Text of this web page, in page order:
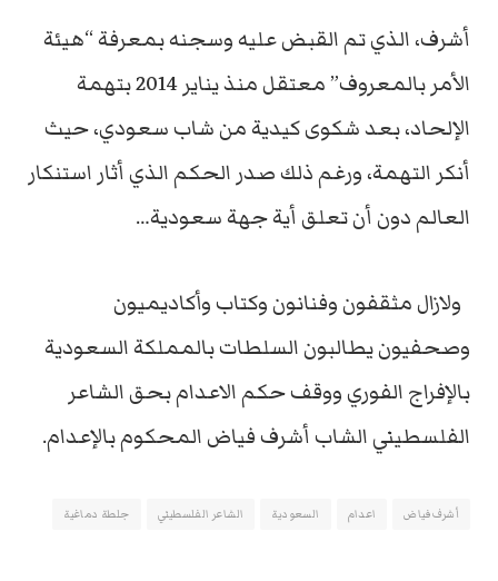
أشرف، الذي تم القبض عليه وسجنه بمعرفة “هيئة
الأمر بالمعروف” معتقل منذ يناير 2014 بتهمة
الإلحاد، بعد شكوى كيدية من شاب سعودي، حيث
أنكر التهمة، ورغم ذلك صدر الحكم الذي أثار استنكار
العالم دون أن تعلق أية جهة سعودية…
ولازال مثقفون وفنانون وكتاب وأكاديميون
وصحفيون يطالبون السلطات بالمملكة السعودية
بالإفراج الفوري ووقف حكم الاعدام بحق الشاعر
الفلسطيني الشاب أشرف فياض المحكوم بالإعدام.
أشرف فياض اعدام السعودية الشاعر الفلسطيني جلطة دماغية